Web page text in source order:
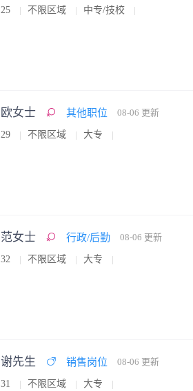
25 不限区域 中专/技校
欧女士 其他职位 08-06 更新
29 不限区域 大专
范女士 行政/后勤 08-06 更新
32 不限区域 大专
谢先生 销售岗位 08-06 更新
31 不限区域 大专